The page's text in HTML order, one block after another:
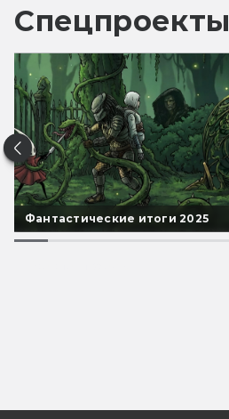
Спецпроекты
Фантастические итоги 2025